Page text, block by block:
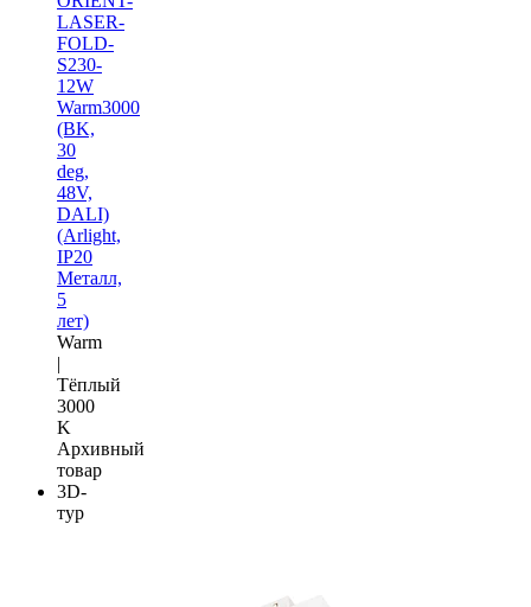
LASER-
FOLD-
S230-
12W
Warm3000
(BK,
30
deg,
48V,
DALI)
(Arlight,
IP20
Металл,
5
лет)
Warm
|
Тёплый
3000
K
Архивный
товар
3D-
тур